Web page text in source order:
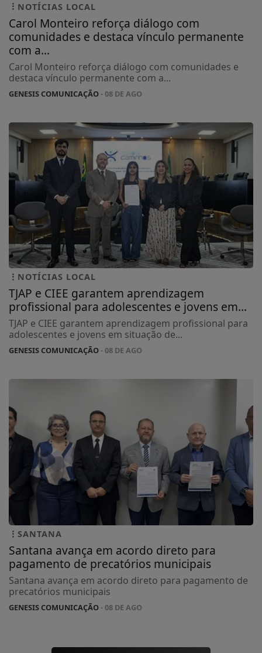
NOTÍCIAS LOCAL
Carol Monteiro reforça diálogo com
comunidades e destaca vínculo permanente
com a...
Carol Monteiro reforça diálogo com comunidades e
destaca vínculo permanente com a...
GENESIS COMUNICAÇÃO- 08 DE AGO
NOTÍCIAS LOCAL
TJAP e CIEE garantem aprendizagem
profissional para adolescentes e jovens em...
TJAP e CIEE garantem aprendizagem profissional para
adolescentes e jovens em situação de...
GENESIS COMUNICAÇÃO- 08 DE AGO
SANTANA
Santana avança em acordo direto para
pagamento de precatórios municipais
Santana avança em acordo direto para pagamento de
precatórios municipais
GENESIS COMUNICAÇÃO- 08 DE AGO